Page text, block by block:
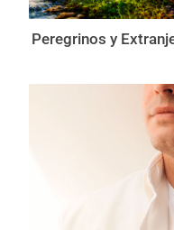
Peregrinos y